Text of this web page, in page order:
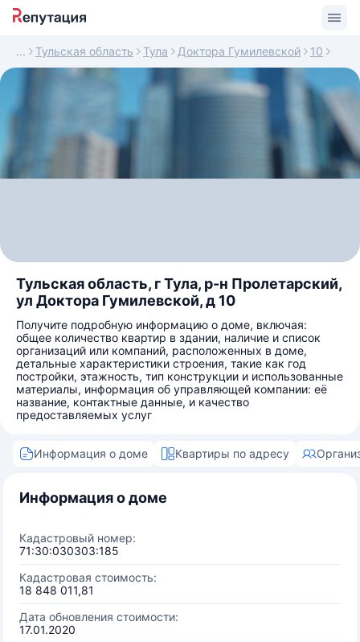
Тульская область Тула Доктора Гумилевской 10
Тульская область, г Тула, р-н Пролетарский,
ул Доктора Гумилевской, д 10
Получите подробную информацию о доме, включая:
общее количество квартир в здании, наличие и список
организаций или компаний, расположенных в доме,
детальные характеристики строения, такие как год
постройки, этажность, тип конструкции и использованные
материалы, информация об управляющей компании: её
название, контактные данные, и качество
предоставляемых услуг
Информация о доме Квартиры по адресу
Информация о доме
Кадастровый номер:
71:30:030303:185
Кадастровая стоимость:
18 848 011,81
Дата обновления стоимости:
17.01.2020